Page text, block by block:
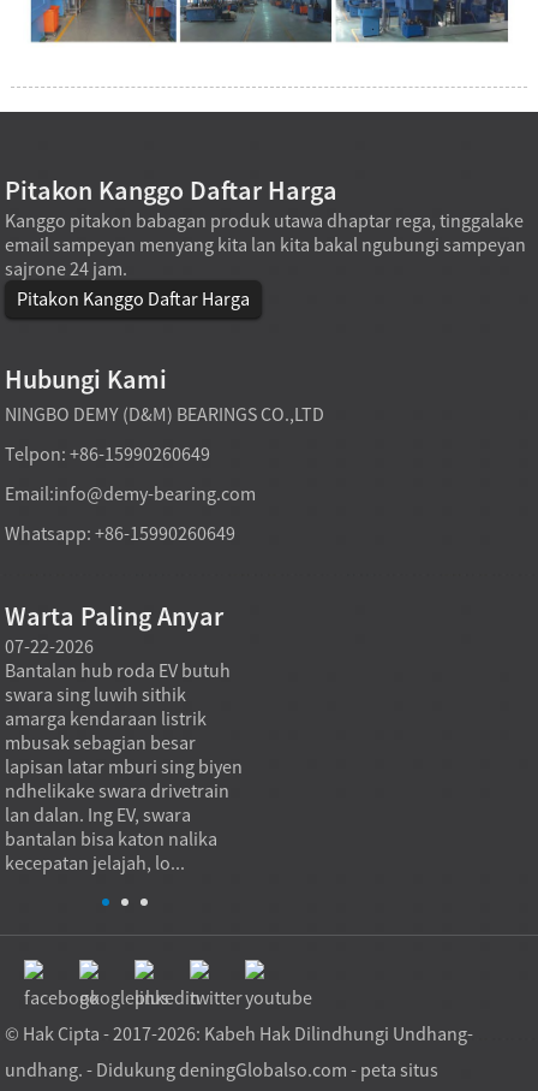
Pitakon Kanggo Daftar Harga
Kanggo pitakon babagan produk utawa dhaptar rega, tinggalake
email sampeyan menyang kita lan kita bakal ngubungi sampeyan
sajrone 24 jam.
Pitakon Kanggo Daftar Harga
Hubungi Kami
NINGBO DEMY (D&M) BEARINGS CO.,LTD
Telpon: +86-15990260649
Email:info@demy-bearing.com
Whatsapp: +86-15990260649
Warta Paling Anyar
07-22-2026
Bantalan hub roda EV butuh
swara sing luwih sithik
amarga kendaraan listrik
mbusak sebagian besar
lapisan latar mburi sing biyen
ndhelikake swara drivetrain
lan dalan. Ing EV, swara
bantalan bisa katon nalika
kecepatan jelajah, lo...
© Hak Cipta - 2017-2026: Kabeh Hak Dilindhungi Undhang-
undhang. - Didukung deningGlobalso.com - peta situs